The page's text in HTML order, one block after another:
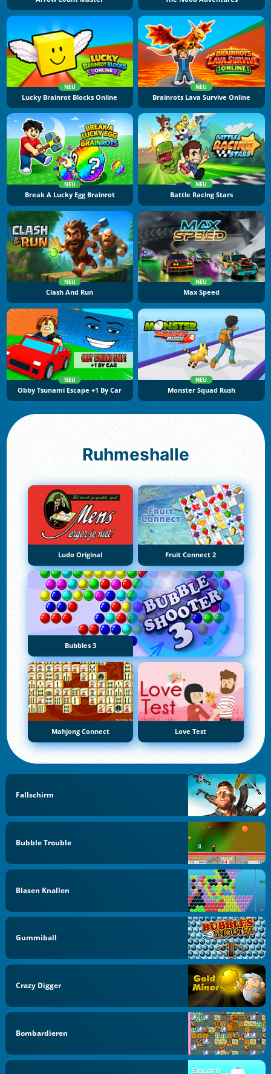
NEU
Lucky Brainrot Blocks Online
NEU
Brainrots Lava Survive Online
NEU
Break A Lucky Egg Brainrot
NEU
Battle Racing Stars
NEU
Clash And Run
NEU
Max Speed
NEU
Obby Tsunami Escape +1 By Car
NEU
Monster Squad Rush
Ruhmeshalle
Ludo Original Fruit Connect 2
Bubbles 3
Mahjong Connect Love Test
Fallschirm
Bubble Trouble
Blasen Knallen
Gummiball
Crazy Digger
Bombardieren